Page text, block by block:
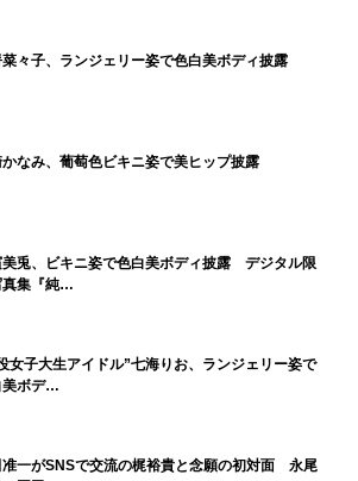
々子、ランジェリー姿で色白美ボディ披露
なみ、葡萄色ビキニ姿で美ヒップ披露
美兎、ビキニ姿で色白美ボディ披露 デジタル限
真集『純…
女子大生アイドル”七海りお、ランジェリー姿で
美ボデ…
准一がSNSで交流の梶裕貴と念願の初対面 永尾